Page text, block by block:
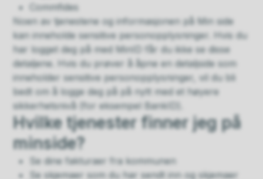
Commfides
Noen av tjenestene og informasjonen på Min side
kan inneholde sensitive personopplysninger. Hvis du
har logget deg på med MinID får du ikke se disse
detaljene. Hvis du prøver å åpne en detaljside som
inneholder sensitive personopplysninger, vil du bli
bedt om å logge deg på på nytt med et høyere
sikkerhetsnivå (for eksempel BankID).
Hvilke tjenester finner jeg på
minside?
Se dine fakturaer fra kommunen
Se skjemaer som du har sendt inn og skjemaer